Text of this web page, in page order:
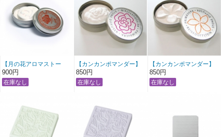
【月の花アロマストー
ン】ローズ
900円
【カンカンポマンダー】
ローズ
850円
【カンカンポマンダー】
フランジュパニ
850円